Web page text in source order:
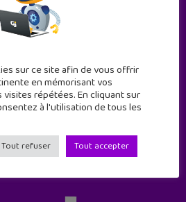
par an
M'ABONNE !
sur ce site afin de vous offrir
en mémorisant vos
répétées. En cliquant sur
à l'utilisation de tous les
Tout refuser Tout accepter